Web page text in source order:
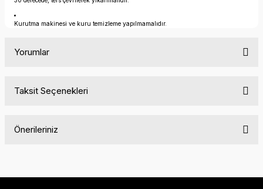
Kurutma makinesi ve kuru temizleme yapılmamalıdır.
Yorumlar
Taksit Seçenekleri
Önerileriniz